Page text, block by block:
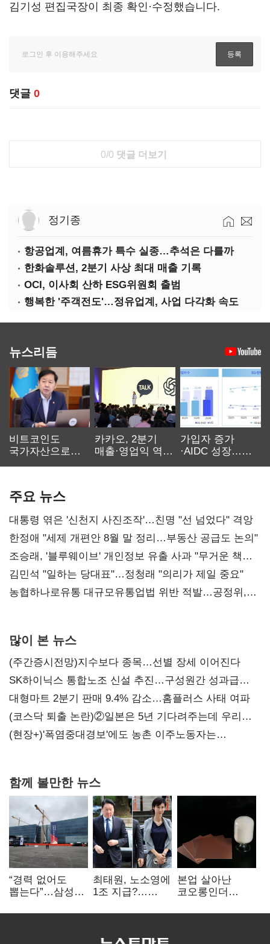
김기성 편집국장이 최종 확인·수정했습니다.
댓글 0
0/0 댓글 더보기
정기종
항공업계, 여름휴가 특수 실종…추석은 다를까
한화솔루션, 2분기 사상 최대 매출 기록
OCI, 이사회 산하 ESG위원회 출범
행복한 '주객전도'…정유업계, 사업 다각화 속도
뉴스리듬
비트코인도
국가자산으로…'
카카오, 2분기
매출·영업익 역대
가입자 증가
·AIDC 성장…
주요 뉴스
대통령 엮은 '신천지 사진조작'…친명 "선 넘었다" 격앙
한정애 "세제 개편안 8월 말 정리…부동산 공급도 논의"
조승래, '블루웨이브' 개인정보 유출 사과 "무거운 책임
통감"
김민석 "일하는 당대표"…정청래 "의리가 제일 중요"
농협하나로유통 대규모유통업법 위반 적발…공정위,
많이 본 뉴스
(주간증시전망)지수보다 종목…선별 장세 이어진다
SK하이닉스 통합노조 신설 추진…구성원간 성과급
불만 확산
대형마트 2분기 판매 9.4% 감소…홈플러스 사태 여파
(코스닥 퇴출 논란)②일본은 5년 기다려주는데 우리는
당장 퇴출?…시간만으론 부족한 코스닥 구하기
(현장+)'폭염중대경보'에도 농촌 이주노동자는
함께 볼만한 뉴스
“경력 없어도
뽑는다”…삼성
반도체 인재
최태원, 노소영에
1조 지급?…
본업 살아난
코오롱인더
배터리 소재로